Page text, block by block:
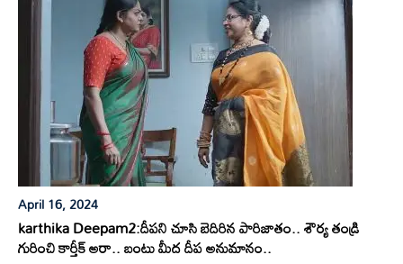
April 16, 2024
karthika Deepam2:దీపని చూసి బెదిరిన పారిజాతం.. శౌర్య తండ్రి
గురించి కార్తీక్ అరా.. బంటు మీద దీప అనుమానం..